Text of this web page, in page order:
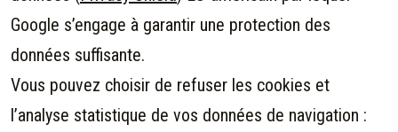
Google s’engage à garantir une protection des
données suffisante.
Vous pouvez choisir de refuser les cookies et
l’analyse statistique de vos données de navigation :